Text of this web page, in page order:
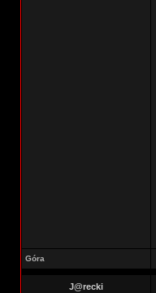
Góra
J@recki